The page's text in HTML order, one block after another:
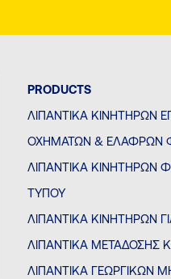
PRODUCTS
ΛΙΠΑΝΤΙΚΆ ΚΙΝΗΤΉΡΩΝ
ΟΧΗΜΆΤΩΝ & ΕΛΑΦΡΏΝ
ΛΙΠΑΝΤΙΚΆ ΚΙΝΗΤΉΡΩΝ
ΤΎΠΟΥ
ΛΙΠΑΝΤΙΚΆ ΚΙΝΗΤΉΡΩΝ
ΛΙΠΑΝΤΙΚΆ ΜΕΤΆΔΟΣΗΣ
ΛΙΠΑΝΤΙΚΆ ΓΕΩΡΓΙΚΏΝ